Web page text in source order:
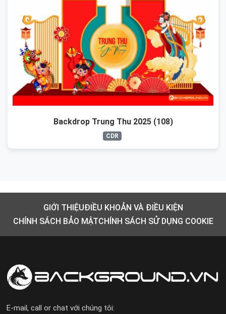
Backdrop Trung Thu 2025 (108)
CDR
GIỚI THIỆUĐIỀU KHOẢN VÀ ĐIỀU KIỆN
CHÍNH SÁCH BẢO MẬTCHÍNH SÁCH SỬ DỤNG COOKIE
E-mail, call or chat với chúng tôi: